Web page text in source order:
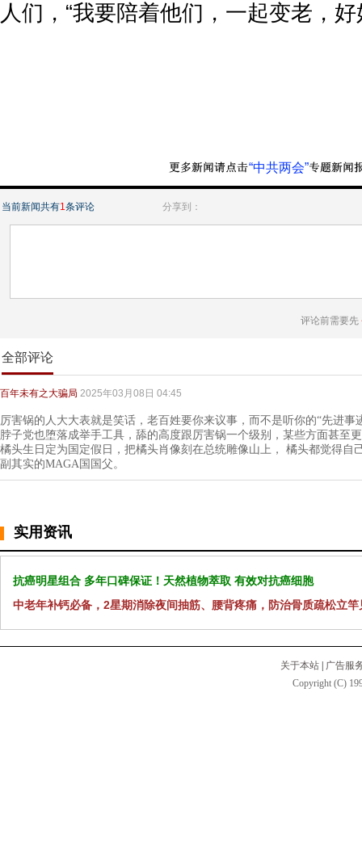
人们，“我要陪着他们，一起变老，好
“中共两会”
当前新闻共有1条评论 分享到：
评论前需要先
全部评论
百年未有之大骗局 2025年03月08日 04:45
厉害锅的人大大表就是笑话，老百姓要你来议事，而不是听你的“先进事
脖子党也堕落成举手工具，舔的高度跟厉害锅一个级别，某些方面甚至
橘头生日定为国定假日，把橘头肖像刻在总统雕像山上， 橘头都觉得自
副其实的MAGA国国父。
实用资讯
抗癌明星组合 多年口碑保证！天然植物萃取 有效对抗癌细胞
中老年补钙必备，2星期消除夜间抽筋、腰背疼痛，防治骨质疏松立竿
关于本站
广告服
Copyright (C)